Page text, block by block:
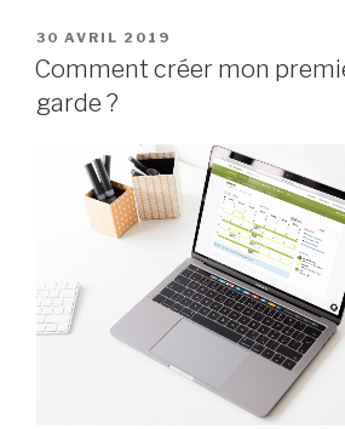
PUBLIÉ
LE
30 AVRIL 2019
Comment créer mon
garde ?